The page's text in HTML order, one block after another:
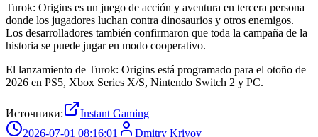
Turok: Origins es un juego de acción y aventura en tercera persona
donde los jugadores luchan contra dinosaurios y otros enemigos.
Los desarrolladores también confirmaron que toda la campaña de la
historia se puede jugar en modo cooperativo.
El lanzamiento de Turok: Origins está programado para el otoño de
2026 en PS5, Xbox Series X/S, Nintendo Switch 2 y PC.
Источники:
Instant Gaming
2026-07-01 08:16:01
Dmitry Krivov